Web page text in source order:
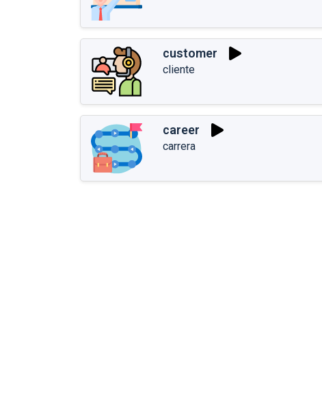
customer
cliente
career
carrera